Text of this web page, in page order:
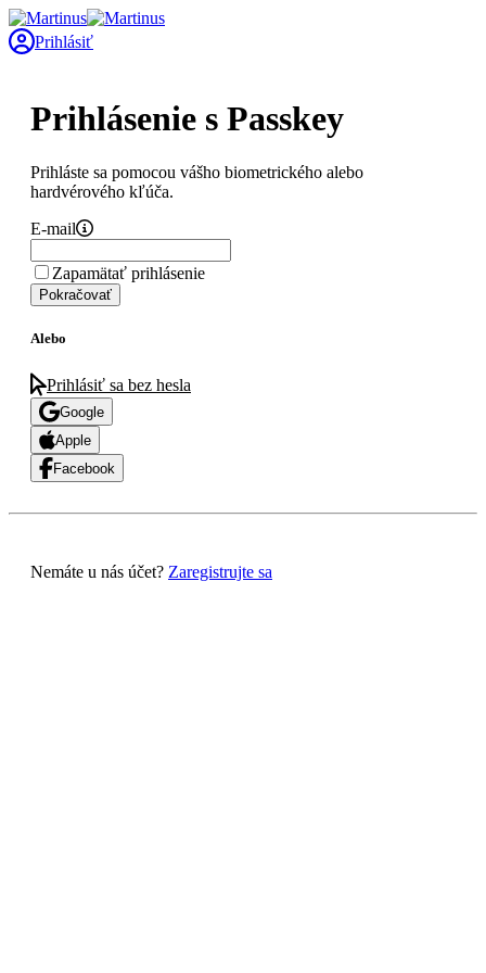
Prihlásiť
Prihlásenie s Passkey
Prihláste sa pomocou vášho biometrického alebo
hardvérového kľúča.
E-mail
Zapamätať prihlásenie
Pokračovať
Alebo
Prihlásiť sa bez hesla
Google
Apple
Facebook
Nemáte u nás účet? Zaregistrujte sa